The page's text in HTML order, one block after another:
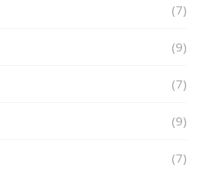
(7)
(9)
(7)
(9)
(7)